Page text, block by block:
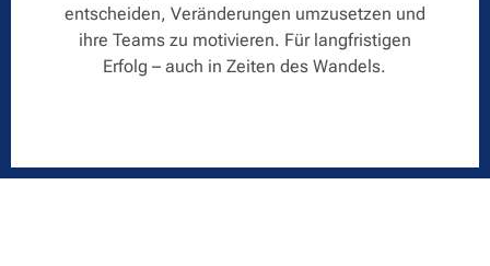
entscheiden, Veränderungen umzusetzen und
ihre Teams zu motivieren. Für langfristigen
Erfolg – auch in Zeiten des Wandels.